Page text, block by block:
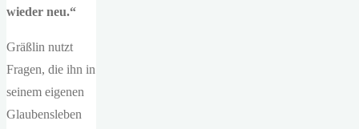
wieder neu.“
Gräßlin nutzt
Fragen, die ihn in
seinem eigenen
Glaubensleben